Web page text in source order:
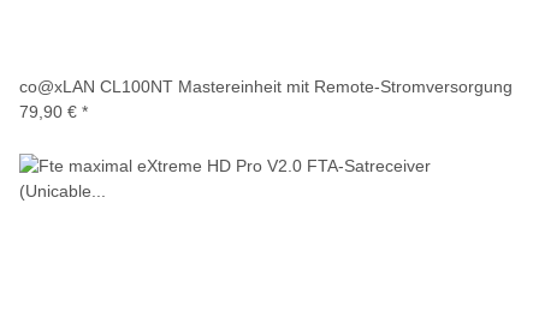
co@xLAN CL100NT Mastereinheit mit Remote-Stromversorgung
79,90 € *